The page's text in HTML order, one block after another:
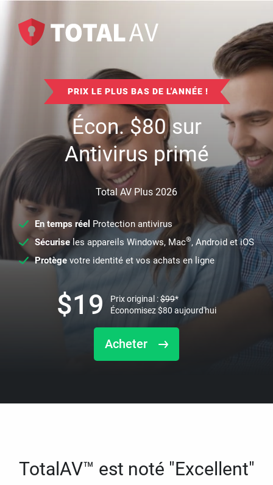
PRIX LE PLUS BAS DE L'ANNÉE !
Écon.$80sur
Antivirus primé
Total AV Plus 2026
En temps réel Protection antivirus
Sécuriseles appareils Windows, Mac®, Android et iOS
Protège votre identité et vos achats en ligne
Acheter
$19 Prix original :$99*
Économisez$80 aujourd'hui
TotalAV™ est noté "Excellent"